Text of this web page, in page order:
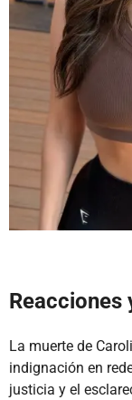
Reacciones
La muerte de
indignación en
justicia y el